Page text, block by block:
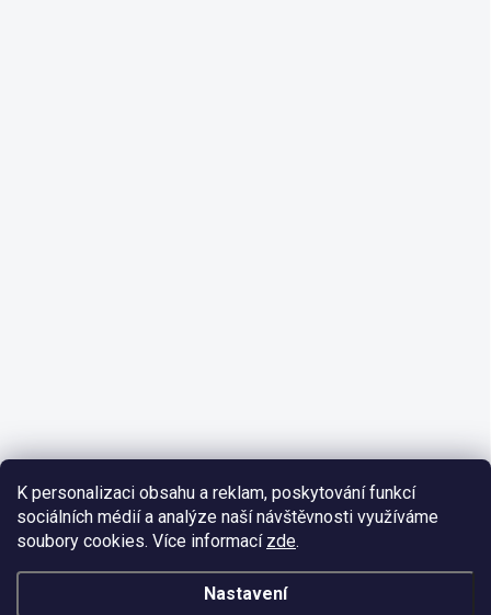
K personalizaci obsahu a reklam, poskytování funkcí
sociálních médií a analýze naší návštěvnosti využíváme
soubory cookies. Více informací zde.
Nastavení